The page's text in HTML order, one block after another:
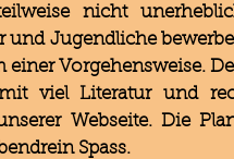
nicht
Jugendliche
Vorgehensweise.
viel Literatur und
Webseite. Die
Spass.